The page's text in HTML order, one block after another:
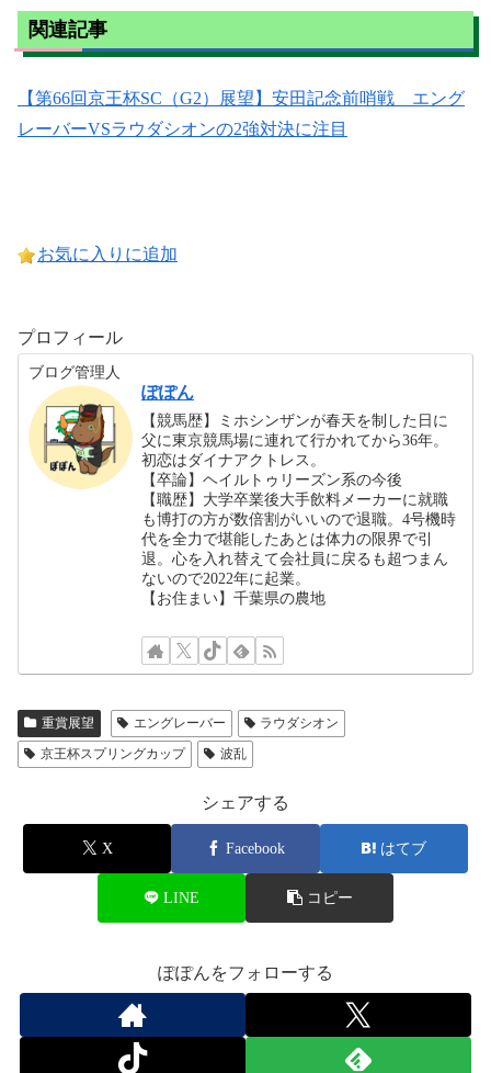
関連記事
【第66回京王杯SC（G2）展望】安田記念前哨戦 エング
レーバーVSラウダシオンの2強対決に注目
お気に入りに追加
プロフィール
ブログ管理人
ぽぽん
【競馬歴】ミホシンザンが春天を制した日に
父に東京競馬場に連れて行かれてから36年。
初恋はダイナアクトレス。
【卒論】ヘイルトゥリーズン系の今後
【職歴】大学卒業後大手飲料メーカーに就職
も博打の方が数倍割がいいので退職。4号機時
代を全力で堪能したあとは体力の限界で引
退。心を入れ替えて会社員に戻るも超つまん
ないので2022年に起業。
【お住まい】千葉県の農地
重賞展望 エングレーバー
ラウダシオン
京王杯スプリングカップ
波乱
シェアする
X Facebook はてブ
LINE コピー
ぽぽんをフォローする